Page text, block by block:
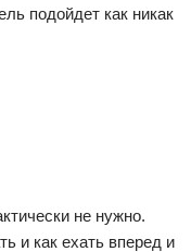
подойдет как никак
не нужно.
и как ехать вперед и